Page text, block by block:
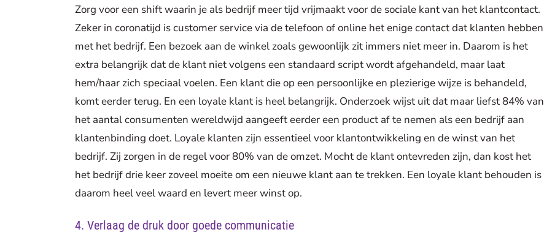
Zorg voor een shift waarin je als bedrijf meer tijd vrijmaakt voor de sociale kant van het klantcontact.
Zeker in coronatijd is customer service via de telefoon of online het enige contact dat klanten hebben
met het bedrijf. Een bezoek aan de winkel zoals gewoonlijk zit immers niet meer in. Daarom is het
extra belangrijk dat de klant niet volgens een standaard script wordt afgehandeld, maar laat
hem/haar zich speciaal voelen. Een klant die op een persoonlijke en plezierige wijze is behandeld,
komt eerder terug. En een loyale klant is heel belangrijk. Onderzoek wijst uit dat maar liefst 84% van
het aantal consumenten wereldwijd aangeeft eerder een product af te nemen als een bedrijf aan
klantenbinding doet. Loyale klanten zijn essentieel voor klantontwikkeling en de winst van het
bedrijf. Zij zorgen in de regel voor 80% van de omzet. Mocht de klant ontevreden zijn, dan kost het
het bedrijf drie keer zoveel moeite om een nieuwe klant aan te trekken. Een loyale klant behouden is
daarom heel veel waard en levert meer winst op.
4. Verlaag de druk door goede communicatie